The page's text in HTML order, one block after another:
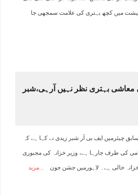
میں کچھ بہتری کی علامت سمجھی جا
معاشی بہتری نظر نہیں آرہی،شبر
چیئرمین ایف بی آر شبر زیدی نے کہا ہے کہ
کی طرف جارہا ہے، وزیر خزانہ کی مجبوری
خالی ہے۔ لاہورمیں جشن جون مزید